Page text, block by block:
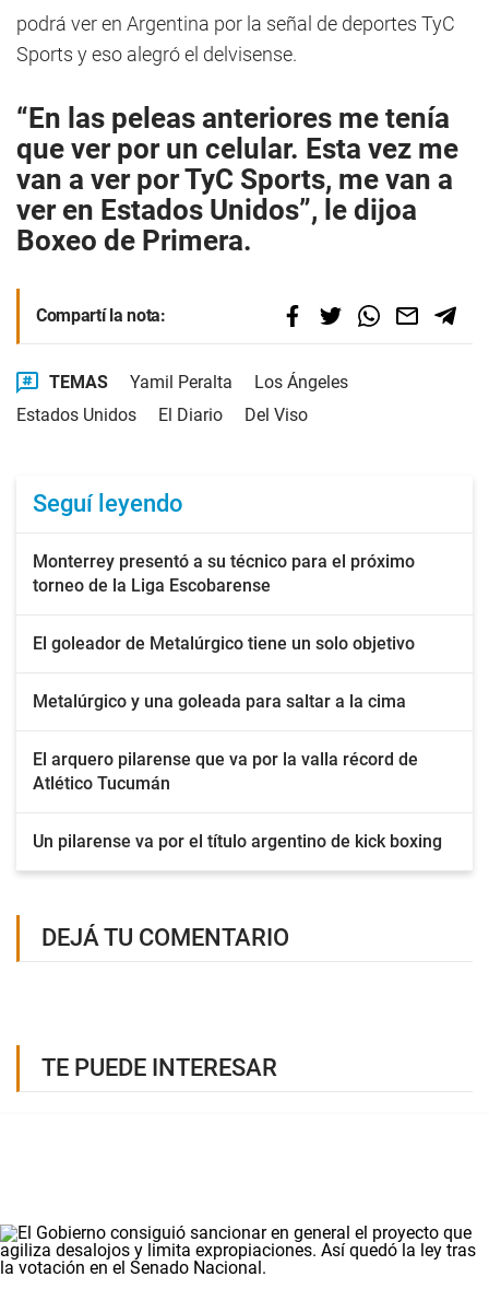
podrá ver en Argentina por la señal de deportes TyC
Sports y eso alegró el delvisense.
“En las peleas anteriores me tenía
que ver por un celular. Esta vez me
van a ver por TyC Sports, me van a
ver en Estados Unidos”, le dijoa
Boxeo de Primera.
Compartí la nota:
TEMAS Yamil Peralta
Los Ángeles
Estados Unidos
El Diario Del Viso
Seguí leyendo
Monterrey presentó a su técnico para el próximo
torneo de la Liga Escobarense
El goleador de Metalúrgico tiene un solo objetivo
Metalúrgico y una goleada para saltar a la cima
El arquero pilarense que va por la valla récord de
Atlético Tucumán
Un pilarense va por el título argentino de kick boxing
DEJÁ TU COMENTARIO
TE PUEDE INTERESAR